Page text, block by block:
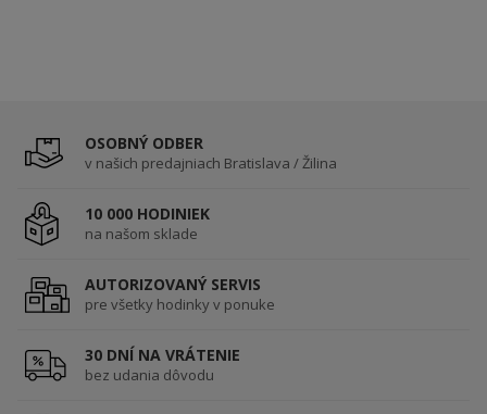
OSOBNÝ ODBER
v našich predajniach Bratislava / Žilina
10 000 HODINIEK
na našom sklade
AUTORIZOVANÝ SERVIS
pre všetky hodinky v ponuke
30 DNÍ NA VRÁTENIE
bez udania dôvodu